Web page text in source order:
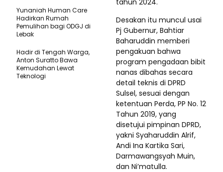
Desakan itu muncul usai
Pj Gubernur, Bahtiar
Baharuddin memberi
pengakuan bahwa
program pengadaan bibit
nanas dibahas secara
detail teknis di DPRD
Sulsel, sesuai dengan
ketentuan Perda, PP No. 12
Tahun 2019, yang
disetujui pimpinan DPRD,
yakni Syaharuddin Alrif,
Andi Ina Kartika Sari,
Darmawangsyah Muin,
dan Ni’matulla.
Yunaniah Human Care
Hadirkan Rumah
Pemulihan bagi ODGJ di
Lebak
Hadir di Tengah Warga,
Anton Suratto Bawa
Kemudahan Lewat
Teknologi ​